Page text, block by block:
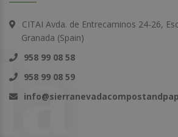
CITAI Avda. de Entrecaminos 24-26,
Granada (Spain)
958 99 08 58
958 99 08 59